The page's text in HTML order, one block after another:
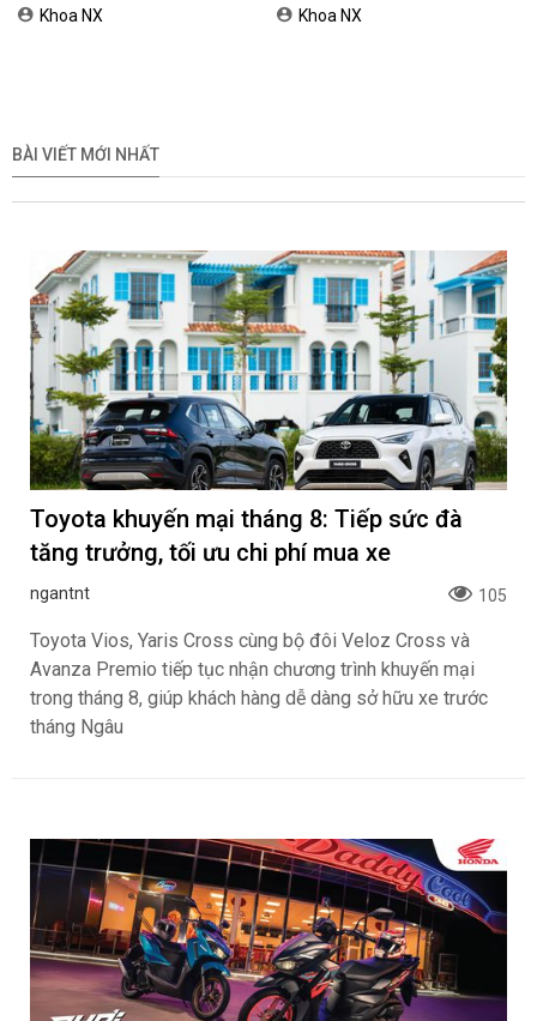
2026Khoa NX
NamKhoa NX
BÀI VIẾT MỚI NHẤT
Toyota khuyến mại tháng 8: Tiếp sức đà
tăng trưởng, tối ưu chi phí mua xe
ngantnt 105
Toyota Vios, Yaris Cross cùng bộ đôi Veloz Cross và
Avanza Premio tiếp tục nhận chương trình khuyến mại
trong tháng 8, giúp khách hàng dễ dàng sở hữu xe trước
tháng Ngâu